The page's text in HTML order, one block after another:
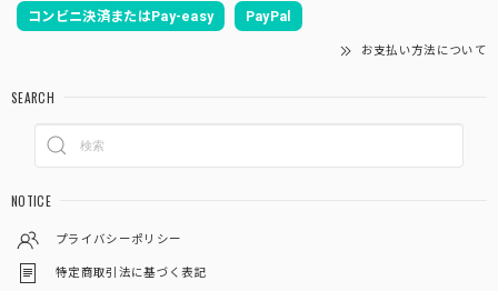
コンビニ決済またはPay-easy PayPal
お支払い方法について
SEARCH
NOTICE
プライバシーポリシー
特定商取引法に基づく表記